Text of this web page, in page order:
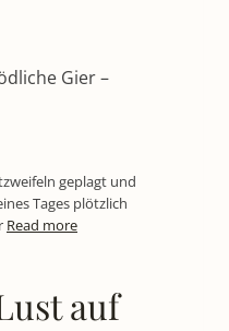
Gier –
geplagt und
Tages plötzlich
Read more
auf